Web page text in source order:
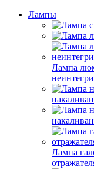
Лампы
Лампа
Лампа